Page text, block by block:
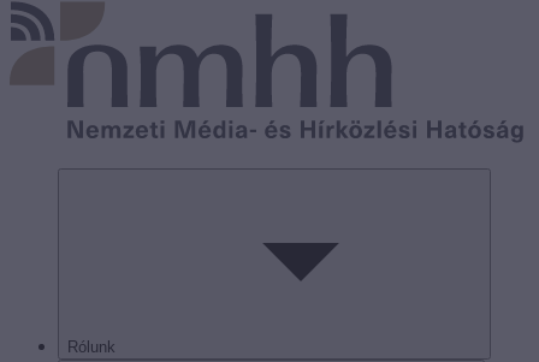
Rólunk